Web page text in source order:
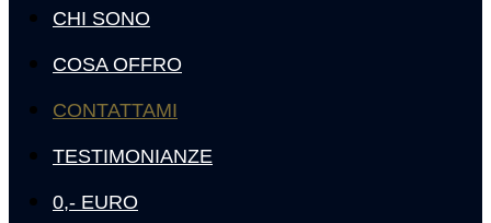
CHI SONO
COSA OFFRO
CONTATTAMI
TESTIMONIANZE
0,- EURO